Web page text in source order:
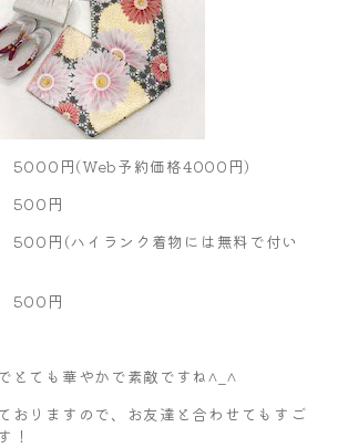
円(Web予約価格4000円)
円
イランク着物には無料で付い
500円
とても華やかで素敵ですね^_^
おりますので、お友達と合わせてもすご
！